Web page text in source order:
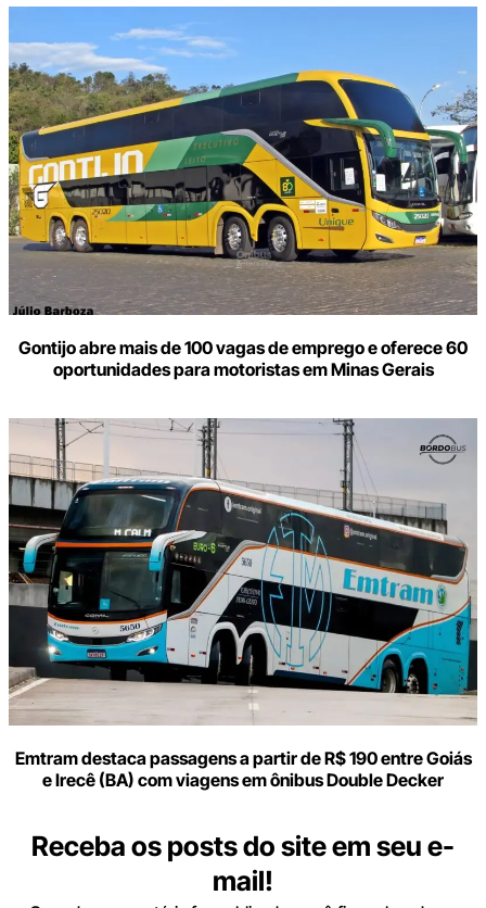
Gontijo abre mais de 100 vagas de emprego e oferece 60
oportunidades para motoristas em Minas Gerais
Emtram destaca passagens a partir de R$ 190 entre Goiás
e Irecê (BA) com viagens em ônibus Double Decker
Receba os posts do site em seu e-
mail!